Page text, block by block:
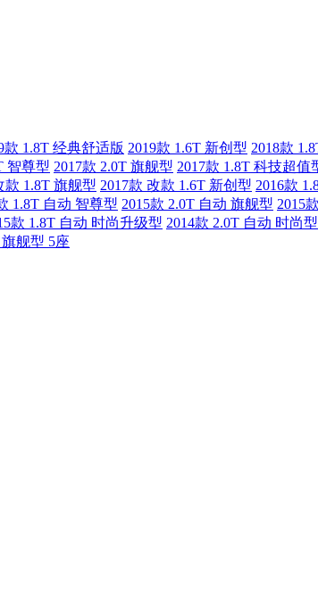
款 1.8T 经典舒适版 2019款 1.6T 新创型 2018款
智尊型 2017款 2.0T 旗舰型 2017款 1.8T 科技超值
款 1.8T 旗舰型 2017款 改款 1.6T 新创型 2016款
1.8T 自动 智尊型 2015款 2.0T 自动 旗舰型 2015
款 1.8T 自动 时尚升级型 2014款 2.0T 自动 时尚
舰型 5座